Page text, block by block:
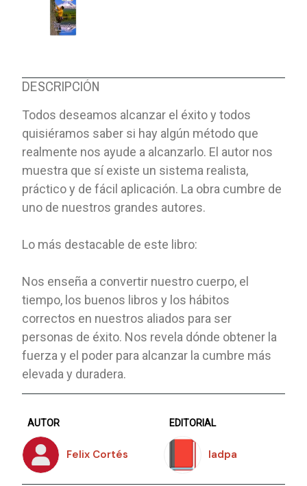
DESCRIPCIÓN
Todos deseamos alcanzar el éxito y todos
quisiéramos saber si hay algún método que
realmente nos ayude a alcanzarlo. El autor nos
muestra que sí existe un sistema realista,
práctico y de fácil aplicación. La obra cumbre de
uno de nuestros grandes autores.
Lo más destacable de este libro:
Nos enseña a convertir nuestro cuerpo, el
tiempo, los buenos libros y los hábitos
correctos en nuestros aliados para ser
personas de éxito. Nos revela dónde obtener la
fuerza y el poder para alcanzar la cumbre más
elevada y duradera.
AUTOR
Felix Cortés
EDITORIAL
Iadpa